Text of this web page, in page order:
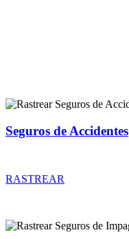
Seguros de Accidentes
RASTREAR